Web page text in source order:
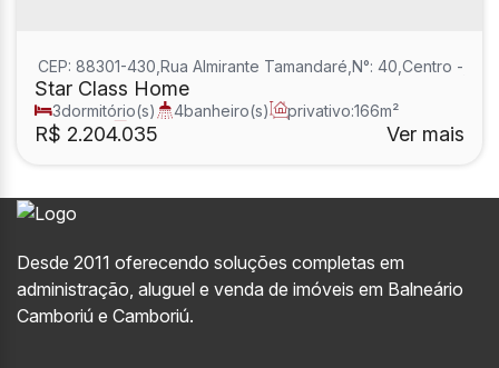
Star Class Home
R$ 2.204.035
CEP: 88301-430 Rua Almirante Tamandaré N°: 40 Centro
3dormitório(s) 4banheiro(s) privativo:166m²
2 sala(s) 3suíte(s) Ver mais
Desde 2011 oferecendo soluções completas em
administração, aluguel e venda de imóveis em Balneário
Camboriú e Camboriú.